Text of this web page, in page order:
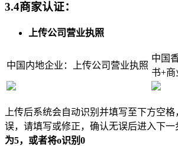
3.4商家认证：
上传公司营业执照
中国内地企业：上传公司营业执照
中国
书+商
上传后系统会自动识别并填写至下方空
误，请填写或修正，确认无误后进入下一
为5，或者将o识别0